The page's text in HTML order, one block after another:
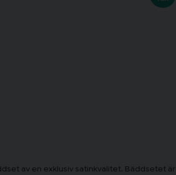
av en exklusiv satinkvalitet. Bäddsetet är